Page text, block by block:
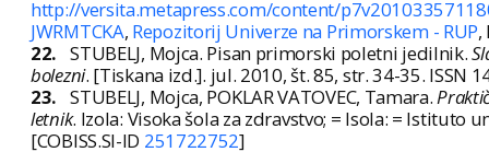
http://versita.metapress.com/content/
JWRMTCKA, Repozitorij Univerze na Primorskem - RUP,
22. STUBELJ, Mojca. Pisan primorski poletni jedilnik.
bolezni. [Tiskana izd.]. jul. 2010, št. 85, str. 34-35. ISSN
23. STUBELJ, Mojca, POKLAR VATOVEC, Tamara.
letnik. Izola: Visoka šola za zdravstvo; = Isola: =
[COBISS.SI-ID 251722752]